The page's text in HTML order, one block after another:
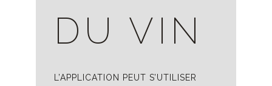
DU VIN
L’APPLICATION PEUT S’UTILISER